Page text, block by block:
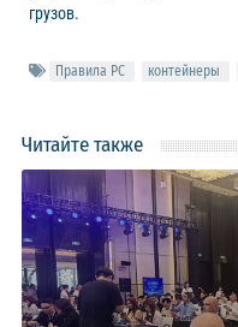
грузов.
Правила РС контейнеры
Читайте также